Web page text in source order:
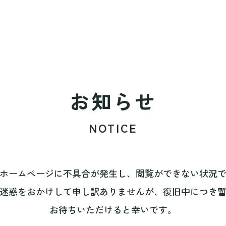
お知らせ
NOTICE
ームページに不具合が発生し、閲覧ができない状況で
惑をおかけして申し訳ありませんが、復旧中につき
お待ちいただけると幸いです。